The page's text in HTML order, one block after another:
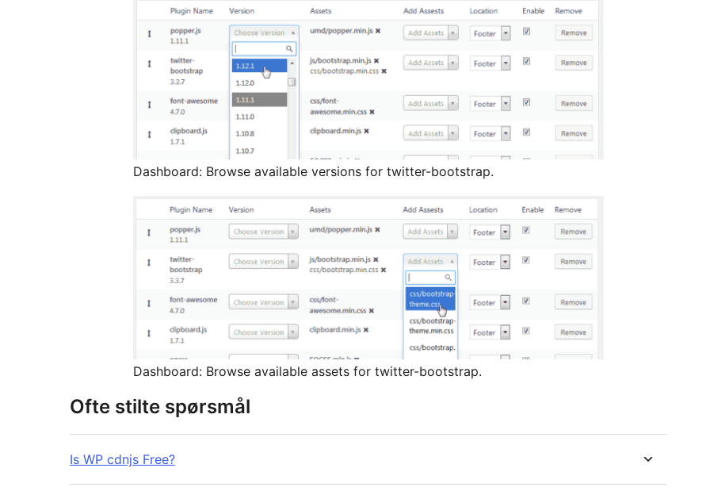
Dashboard: Browse available versions for twitter-bootstrap.
Dashboard: Browse available assets for twitter-bootstrap.
Ofte stilte spørsmål
Is WP cdnjs Free?